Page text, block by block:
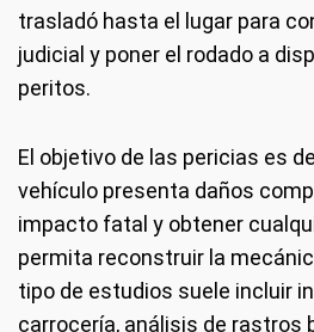
trasladó hasta el lugar para
judicial y poner el rodado a
peritos.
El objetivo de las pericias es
vehículo presenta daños
impacto fatal y obtener
permita reconstruir la
tipo de estudios suele incluir
carrocería, análisis de rastros